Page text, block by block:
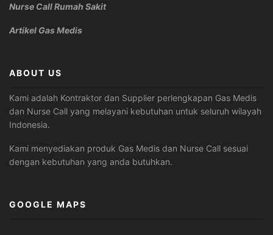
Nurse Call Rumah Sakit
Artikel Gas Medis
ABOUT US
Kami adalah Kontraktor dan Supplier perlengkapan Gas Medis
dan Nurse Call yang melayani kebutuhan untuk seluruh wilayah
Indonesia.
Kami menyediakan produk Gas Medis dan Nurse Call sesuai
dengan kebutuhan yang anda butuhkan.
GOOGLE MAPS